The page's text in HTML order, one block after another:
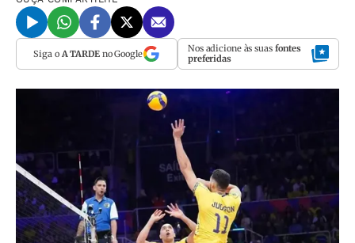
Siga o A TARDEno Google Nos adicione às suas fontes
preferidas